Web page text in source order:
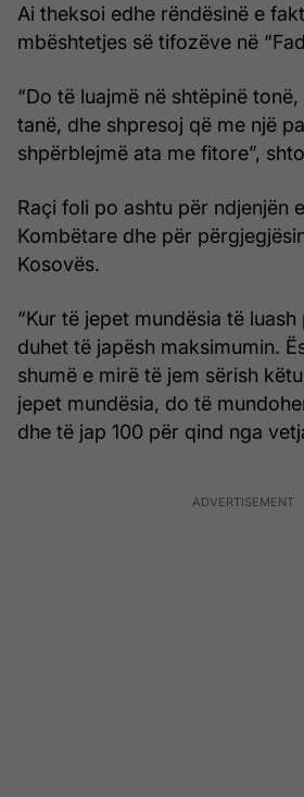
Ai theksoi edhe rëndësinë e
mbështetjes së tifozëve në
“Do të luajmë në shtëpinë
tanë, dhe shpresoj që me një
shpërblejmë ata me fitore”,
Raçi foli po ashtu për ndjenjën
Kombëtare dhe për
Kosovës.
“Kur të jepet mundësia të
duhet të japësh maksimumin.
shumë e mirë të jem sërish
jepet mundësia, do të
dhe të jap 100 për qind nga